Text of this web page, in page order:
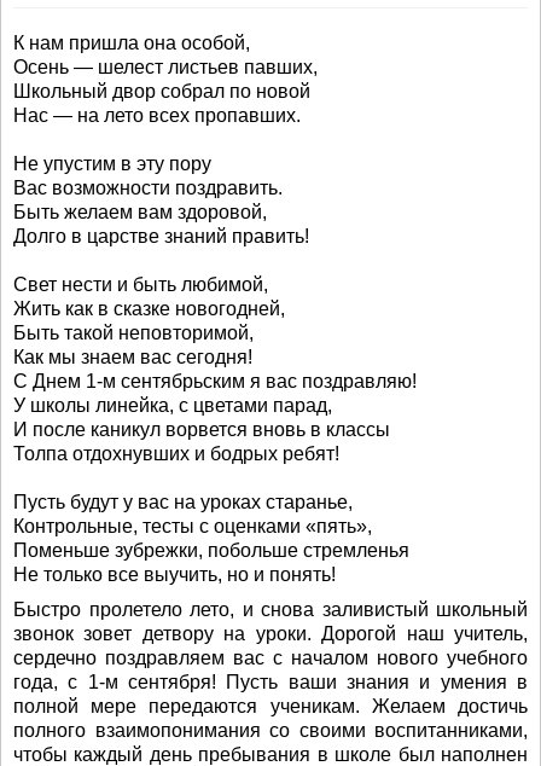
К нам пришла она особой,
Осень — шелест листьев павших,
Школьный двор собрал по новой
Нас — на лето всех пропавших.
Не упустим в эту пору
Вас возможности поздравить.
Быть желаем вам здоровой,
Долго в царстве знаний править!
Свет нести и быть любимой,
Жить как в сказке новогодней,
Быть такой неповторимой,
Как мы знаем вас сегодня!
С Днем 1-м сентябрьским я вас поздравляю!
У школы линейка, с цветами парад,
И после каникул ворвется вновь в классы
Толпа отдохнувших и бодрых ребят!
Пусть будут у вас на уроках старанье,
Контрольные, тесты с оценками «пять»,
Поменьше зубрежки, побольше стремленья
Не только все выучить, но и понять!
Быстро пролетело лето, и снова заливистый школьный
звонок зовет детвору на уроки. Дорогой наш учитель,
сердечно поздравляем вас с началом нового учебного
года, с 1-м сентября! Пусть ваши знания и умения в
полной мере передаются ученикам. Желаем достичь
полного взаимопонимания со своими воспитанниками,
чтобы каждый день пребывания в школе был наполнен